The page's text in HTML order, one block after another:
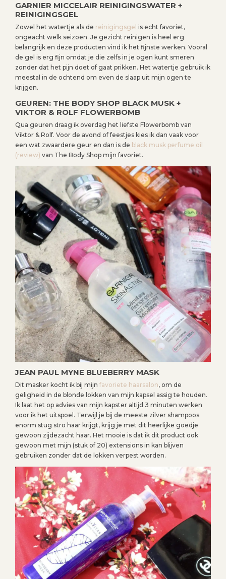
GARNIER MICCELAIR REINIGINGSWATER +
REINIGINGSGEL
Zowel het watertje als de reinigingsgel is echt favoriet,
ongeacht welk seizoen. Je gezicht reinigen is heel erg
belangrijk en deze producten vind ik het fijnste werken. Vooral
de gel is erg fijn omdat je die zelfs in je ogen kunt smeren
zonder dat het pijn doet of gaat prikken. Het watertje gebruik ik
meestal in de ochtend om even de slaap uit mijn ogen te
krijgen.
GEUREN: THE BODY SHOP BLACK MUSK +
VIKTOR & ROLF FLOWERBOMB
Qua geuren draag ik overdag het liefste Flowerbomb van
Viktor & Rolf. Voor de avond of feestjes kies ik dan vaak voor
een wat zwaardere geur en dan is de black musk perfume oil
(review) van The Body Shop mijn favoriet.
JEAN PAUL MYNE BLUEBERRY MASK
Dit masker kocht ik bij mijn favoriete haarsalon, om de
geligheid in de blonde lokken van mijn kapsel assig te houden.
Ik laat het op advies van mijn kapster altijd 3 minuten werken
voor ik het uitspoel. Terwijl je bij de meeste zilver shampoos
enorm stug stro haar krijgt, krijg je met dit heerlijke goedje
gewoon zijdezacht haar. Het mooie is dat ik dit product ook
gewoon met mijn (stuk of 20) extensions in kan blijven
gebruiken zonder dat de lokken verpest worden.